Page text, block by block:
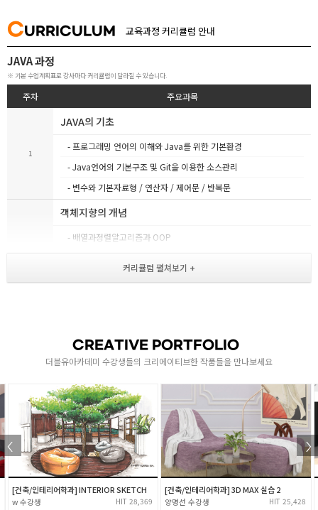
CURRICULUM 교육과정 커리큘럼 안내
JAVA 과정
※ 기본 수업계획표로 강사마다 커리큘럼이 달라질 수 있습니다.
주차 주요과목
1
JAVA의 기초
- 프로그래밍 언어의 이해와 Java를 위한 기본환경
- Java언어의 기본구조 및 Git을 이용한 소스관리
- 변수와 기본자료형 / 연산자 / 제어문 / 반복문
객체지향의 개념
- 배열과정렬알고리즘과 OOP
- 클래스와 인스턴스 및 클래스의 기본구조
- 생성자, 메서드 / 접근제어
Java API
[ 패키지와 라이브러리 이해 ]
- Java Collection API / Java.io / 예외처리
- AWT, Swing을 활용한 GUI 프로그래밍
- 자바 Thread 의 활용
4
JDBC
- Mariadb 설정 및 기본 SQL문 학습
CREATIVE PORTFOLIO
더블유아카데미 수강생들의 크리에이티브한 작품들을 만나보세요
[건축/인테리어학과] INTERIOR SKETCH
w 28,369
[건축/인테리어학과] 3D MAX 실습 2
양명선 25,428